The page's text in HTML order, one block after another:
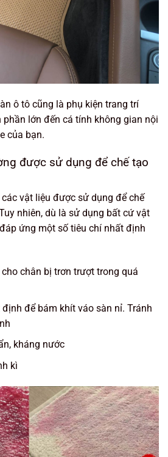
ô tô cũng là phụ kiện trang trí
lớn đến cá tính không gian nội
của bạn.
được sử dụng để chế tạo
vật liệu được sử dụng để chế
nhiên, dù là sử dụng bất cứ vật
ứng một số tiêu chí nhất định
chân bị trơn trượt trong quá
để bám khít váo sàn nỉ. Tránh
kháng nước
kì